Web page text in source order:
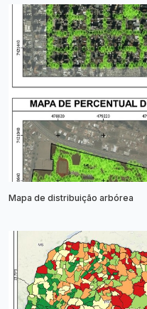
Mapa de distribuição arbórea